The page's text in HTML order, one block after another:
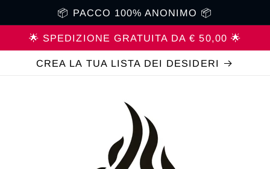
📦 PACCO 100% ANONIMO 📦
🌟 SPEDIZIONE GRATUITA DA € 50,00 🌟
CREA LA TUA LISTA DEI DESIDERI